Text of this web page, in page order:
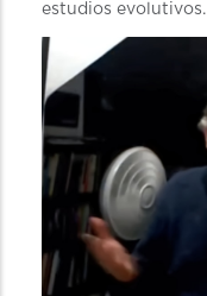
estudios evolutivos.